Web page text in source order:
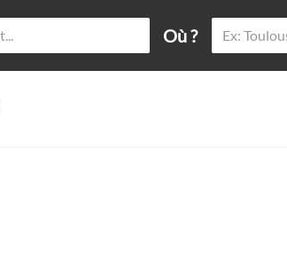
Où ?